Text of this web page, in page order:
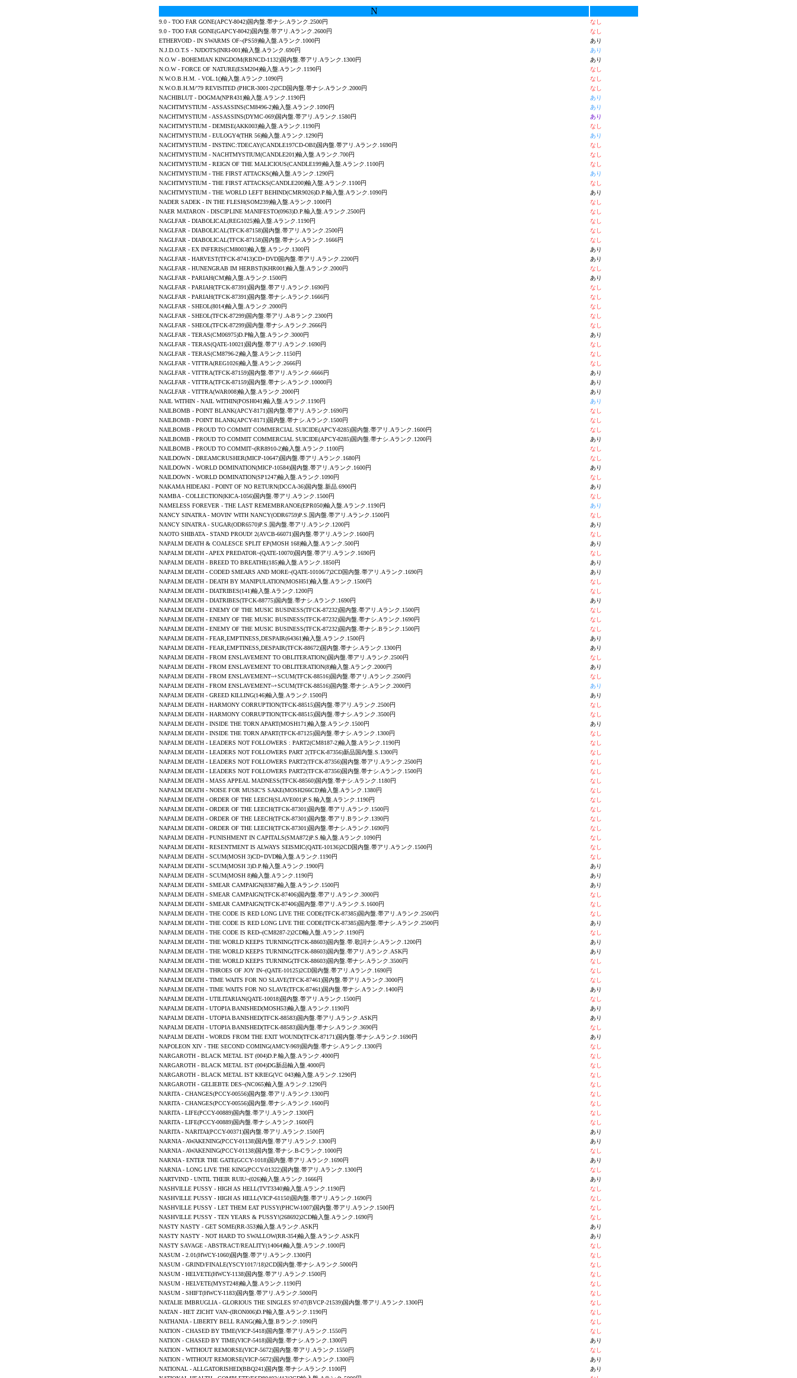
N
9.0 - TOO FAR GONE(APCY-8042)国内盤.帯ナシ.Aランク.2500円
なし
9.0 - TOO FAR GONE(GAPCY-8042)国内盤.帯アリ.Aランク.2600円
なし
ETHERVOID - IN SWARMS OF~(PS59)輸入盤.Aランク.1000円
あり
N.J.D.O.T.S - NJDOTS(INRI-001)輸入盤.Aランク.690円
あり
N.O.W - BOHEMIAN KINGDOM(RBNCD-1132)国内盤.帯アリ.Aランク.1300円
あり
N.O.W - FORCE OF NATURE(ESM204)輸入盤.Aランク.1190円
なし
N.W.O.B.H.M. - VOL.1()輸入盤.Aランク.1090円
なし
N.W.O.B.H.M/'79 REVISITED (PHCR-3001-2)2CD国内盤.帯ナシ.Aランク.2000円
なし
NACHIBLUT - DOGMA(NPR431)輸入盤.Aランク.1190円
あり
NACHTMYSTIUM - ASSASSINS(CM8496-2)輸入盤.Aランク.1090円
あり
NACHTMYSTIUM - ASSASSINS(DYMC-069)国内盤.帯アリ.Aランク.1580円
あり
NACHTMYSTIUM - DEMISE(AKK003)輸入盤.Aランク.1190円
なし
NACHTMYSTIUM - EULOGY4(THR 56)輸入盤.Aランク.1290円
あり
NACHTMYSTIUM - INSTINC:TDECAY(CANDLE197CD-OBI)国内盤.帯アリ.Aランク.1690円
なし
NACHTMYSTIUM - NACHTMYSTIUM(CANDLE201)輸入盤.Aランク.700円
なし
NACHTMYSTIUM - REIGN OF THE MALICIOUS(CANDLE199)輸入盤.Aランク.1100円
なし
NACHTMYSTIUM - THE FIRST ATTACKS()輸入盤.Aランク.1290円
あり
NACHTMYSTIUM - THE FIRST ATTACKS(CANDLE200)輸入盤.Aランク.1100円
なし
NACHTMYSTIUM - THE WORLD LEFT BEHIND(CMR9026)D.P.輸入盤.Aランク.1090円
あり
NADER SADEK - IN THE FLESH(SOM239)輸入盤.Aランク.1000円
なし
NAER MATARON - DISCIPLINE MANIFESTO(0963)D.P.輸入盤.Aランク.2500円
なし
NAGLFAR - DIABOLICAL(REG1025)輸入盤.Aランク.1190円
なし
NAGLFAR - DIABOLICAL(TFCK-87158)国内盤.帯アリ.Aランク.2500円
なし
NAGLFAR - DIABOLICAL(TFCK-87158)国内盤.帯ナシ.Aランク.1666円
なし
NAGLFAR - EX INFERIS(CM8003)輸入盤.Aランク.1300円
あり
NAGLFAR - HARVEST(TFCK-87413)CD+DVD国内盤.帯アリ.Aランク.2200円
あり
NAGLFAR - HUNENGRAB IM HERBST(KHR001)輸入盤.Aランク.2000円
なし
NAGLFAR - PARIAH(CM)輸入盤.Aランク.1500円
あり
NAGLFAR - PARIAH(TFCK-87391)国内盤.帯アリ.Aランク.1690円
なし
NAGLFAR - PARIAH(TFCK-87391)国内盤.帯ナシ.Aランク.1666円
なし
NAGLFAR - SHEOL(8014)輸入盤.Aランク.2000円
なし
NAGLFAR - SHEOL(TFCK-87299)国内盤.帯アリ.A-Bランク.2300円
なし
NAGLFAR - SHEOL(TFCK-87299)国内盤.帯ナシ.Aランク.2666円
なし
NAGLFAR - TERAS(CM06975)D.P輸入盤.Aランク.3000円
あり
NAGLFAR - TERAS(QATE-10021)国内盤.帯アリ.Aランク.1690円
なし
NAGLFAR - TERAS(CM8796-2)輸入盤.Aランク.1150円
なし
NAGLFAR - VITTRA(REG1026)輸入盤.Aランク.2666円
なし
NAGLFAR - VITTRA(TFCK-87159)国内盤.帯アリ.Aランク.6666円
あり
NAGLFAR - VITTRA(TFCK-87159)国内盤.帯ナシ.Aランク.10000円
あり
NAGLFAR - VITTRA(WAR008)輸入盤.Aランク.2000円
あり
NAIL WITHIN - NAIL WITHIN(POSH041)輸入盤.Aランク.1190円
あり
NAILBOMB - POINT BLANK(APCY-8171)国内盤.帯アリ.Aランク.1690円
なし
NAILBOMB - POINT BLANK(APCY-8171)国内盤.帯ナシ.Aランク.1500円
なし
NAILBOMB - PROUD TO COMMIT COMMERCIAL SUICIDE(APCY-8285)国内盤.帯アリ.Aランク.1600円
なし
NAILBOMB - PROUD TO COMMIT COMMERCIAL SUICIDE(APCY-8285)国内盤.帯ナシ.Aランク.1200円
あり
NAILBOMB - PROUD TO COMMIT~(RR8910-2)輸入盤.Aランク.1100円
なし
NAILDOWN - DREAMCRUSHER(MICP-10647)国内盤.帯アリ.Aランク.1680円
なし
NAILDOWN - WORLD DOMINATION(MICP-10584)国内盤.帯アリ.Aランク.1600円
あり
NAILDOWN - WORLD DOMINATION(SP1247)輸入盤.Aランク.1090円
なし
NAKAMA HIDEAKI - POINT OF NO RETURN(DCCA-36)国内盤.新品.6900円
あり
NAMBA - COLLECTION(KICA-1056)国内盤.帯アリ.Aランク.1500円
なし
NAMELESS FOREVER - THE LAST REMEMBRANOE(EPR050)輸入盤.Aランク.1190円
あり
NANCY SINATRA - MOVIN' WITH NANCY(ODR6759)P.S.国内盤.帯アリ.Aランク.1500円
なし
NANCY SINATRA - SUGAR(ODR6570)P.S.国内盤.帯アリ.Aランク.1200円
あり
NAOTO SHIBATA - STAND PROUD! 2(AVCB-66071)国内盤.帯アリ.Aランク.1600円
なし
NAPALM DEATH & COALESCE SPLIT EP(MOSH 168)輸入盤.Aランク.500円
あり
NAPALM DEATH - APEX PREDATOR~(QATE-10070)国内盤.帯アリ.Aランク.1690円
なし
NAPALM DEATH - BREED TO BREATHE(185)輸入盤.Aランク.1850円
あり
NAPALM DEATH - CODED SMEARS AND MORE~(QATE-10106/7)2CD国内盤.帯アリ.Aランク.1690円
あり
NAPALM DEATH - DEATH BY MANIPULATION(MOSH51)輸入盤.Aランク.1500円
なし
NAPALM DEATH - DIATRIBES(141)輸入盤.Aランク.1200円
なし
NAPALM DEATH - DIATRIBES(TFCK-88775)国内盤.帯ナシ.Aランク.1690円
あり
NAPALM DEATH - ENEMY OF THE MUSIC BUSINESS(TFCK-87232)国内盤.帯アリ.Aランク.1500円
なし
NAPALM DEATH - ENEMY OF THE MUSIC BUSINESS(TFCK-87232)国内盤.帯ナシ.Aランク.1690円
なし
NAPALM DEATH - ENEMY OF THE MUSIC BUSINESS(TFCK-87232)国内盤.帯ナシ.Bランク.1500円
なし
NAPALM DEATH - FEAR,EMPTINESS,DESPAIR(64361)輸入盤.Aランク.1500円
あり
NAPALM DEATH - FEAR,EMPTINESS,DESPAIR(TFCK-88672)国内盤.帯ナシ.Aランク.1300円
あり
NAPALM DEATH - FROM ENSLAVEMENT TO OBLITERATION()国内盤.帯アリ.Aランク.2500円
なし
NAPALM DEATH - FROM ENSLAVEMENT TO OBLITERATION(8)輸入盤.Aランク.2000円
あり
NAPALM DEATH - FROM ENSLAVEMENT~+SCUM(TFCK-88516)国内盤.帯アリ.Aランク.2500円
なし
NAPALM DEATH - FROM ENSLAVEMENT~+SCUM(TFCK-88516)国内盤.帯ナシ.Aランク.2000円
あり
NAPALM DEATH - GREED KILLING(146)輸入盤.Aランク.1500円
あり
NAPALM DEATH - HARMONY CORRUPTION(TFCK-88515)国内盤.帯アリ.Aランク.2500円
なし
NAPALM DEATH - HARMONY CORRUPTION(TFCK-88515)国内盤.帯ナシ.Aランク.3500円
なし
NAPALM DEATH - INSIDE THE TORN APART(MOSH171)輸入盤.Aランク.1500円
あり
NAPALM DEATH - INSIDE THE TORN APART(TFCK-87125)国内盤.帯ナシ.Aランク.1300円
なし
NAPALM DEATH - LEADERS NOT FOLLOWERS : PART2(CM8187-2)輸入盤.Aランク.1190円
なし
NAPALM DEATH - LEADERS NOT FOLLOWERS PART 2(TFCK-87356)新品国内盤.S.1300円
なし
NAPALM DEATH - LEADERS NOT FOLLOWERS PART2(TFCK-87356)国内盤.帯アリ.Aランク.2500円
なし
NAPALM DEATH - LEADERS NOT FOLLOWERS PART2(TFCK-87356)国内盤.帯ナシ.Aランク.1500円
なし
NAPALM DEATH - MASS APPEAL MADNESS(TFCK-88560)国内盤.帯ナシ.Aランク.1180円
なし
NAPALM DEATH - NOISE FOR MUSIC'S SAKE(MOSH266CD)輸入盤.Aランク.1380円
なし
NAPALM DEATH - ORDER OF THE LEECH(SLAVE001)P.S.輸入盤.Aランク.1190円
なし
NAPALM DEATH - ORDER OF THE LEECH(TFCK-87301)国内盤.帯アリ.Aランク.1500円
なし
NAPALM DEATH - ORDER OF THE LEECH(TFCK-87301)国内盤.帯アリ.Bランク.1390円
なし
NAPALM DEATH - ORDER OF THE LEECH(TFCK-87301)国内盤.帯ナシ.Aランク.1690円
なし
NAPALM DEATH - PUNISHMENT IN CAPITALS(SMA872)P.S.輸入盤.Aランク.1090円
なし
NAPALM DEATH - RESENTMENT IS ALWAYS SEISMIC(QATE-10136)2CD国内盤.帯アリ.Aランク.1500円
なし
NAPALM DEATH - SCUM(MOSH 3)CD+DVD輸入盤.Aランク.1190円
なし
NAPALM DEATH - SCUM(MOSH 3)D.P.輸入盤.Aランク.1900円
あり
NAPALM DEATH - SCUM(MOSH 8)輸入盤.Aランク.1190円
あり
NAPALM DEATH - SMEAR CAMPAIGN(8387)輸入盤.Aランク.1500円
あり
NAPALM DEATH - SMEAR CAMPAIGN(TFCK-87406)国内盤.帯アリ.Aランク.3000円
なし
NAPALM DEATH - SMEAR CAMPAIGN(TFCK-87406)国内盤.帯アリ.Aランク.S.1600円
なし
NAPALM DEATH - THE CODE IS RED LONG LIVE THE CODE(TFCK-87385)国内盤.帯アリ.Aランク.2500円
なし
NAPALM DEATH - THE CODE IS RED LONG LIVE THE CODE(TFCK-87385)国内盤.帯ナシ.Aランク.2500円
あり
NAPALM DEATH - THE CODE IS RED~(CM8287-2)2CD輸入盤.Aランク.1190円
なし
NAPALM DEATH - THE WORLD KEEPS TURNING(TFCK-88603)国内盤.帯.歌詞ナシ.Aランク.1200円
あり
NAPALM DEATH - THE WORLD KEEPS TURNING(TFCK-88603)国内盤.帯アリ.Aランク.ASK円
あり
NAPALM DEATH - THE WORLD KEEPS TURNING(TFCK-88603)国内盤.帯ナシ.Aランク.3500円
なし
NAPALM DEATH - THROES OF JOY IN~(QATE-10125)2CD国内盤.帯アリ.Aランク.1690円
なし
NAPALM DEATH - TIME WAITS FOR NO SLAVE(TFCK-87461)国内盤.帯アリ.Aランク.3000円
なし
NAPALM DEATH - TIME WAITS FOR NO SLAVE(TFCK-87461)国内盤.帯ナシ.Aランク.1400円
あり
NAPALM DEATH - UTILITARIAN(QATE-10018)国内盤.帯アリ.Aランク.1500円
なし
NAPALM DEATH - UTOPIA BANISHED(MOSH53)輸入盤.Aランク.1190円
あり
NAPALM DEATH - UTOPIA BANISHED(TFCK-88583)国内盤.帯アリ.Aランク.ASK円
あり
NAPALM DEATH - UTOPIA BANISHED(TFCK-88583)国内盤.帯ナシ.Aランク.3690円
なし
NAPALM DEATH - WORDS FROM THE EXIT WOUND(TFCK-87171)国内盤.帯ナシ.Aランク.1690円
あり
NAPOLEON XIV - THE SECOND COMING(AMCY-969)国内盤.帯ナシ.Aランク.1300円
なし
NARGAROTH - BLACK METAL IST (004)D.P.輸入盤.Aランク.4000円
なし
NARGAROTH - BLACK METAL IST (004)DG新品輸入盤.4000円
なし
NARGAROTH - BLACK METAL IST KRIEG(VC 043)輸入盤.Aランク.1290円
なし
NARGAROTH - GELIEBTE DES~(NC065)輸入盤.Aランク.1290円
なし
NARITA - CHANGES(PCCY-00556)国内盤.帯アリ.Aランク.1300円
なし
NARITA - CHANGES(PCCY-00556)国内盤.帯ナシ.Aランク.1600円
なし
NARITA - LIFE(PCCY-00889)国内盤.帯アリ.Aランク.1300円
なし
NARITA - LIFE(PCCY-00889)国内盤.帯ナシ.Aランク.1600円
なし
NARITA - NARITAI(PCCY-00371)国内盤.帯アリ.Aランク.1500円
あり
NARNIA - AWAKENING(PCCY-01138)国内盤.帯アリ.Aランク.1300円
あり
NARNIA - AWAKENING(PCCY-01138)国内盤.帯ナシ.B-Cランク.1000円
なし
NARNIA - ENTER THE GATE(GCCY-1018)国内盤.帯アリ.Aランク.1690円
あり
NARNIA - LONG LIVE THE KING(PCCY-01322)国内盤.帯アリ.Aランク.1300円
なし
NARTVIND - UNTIL THEIR RUIU~(026)輸入盤.Aランク.1666円
あり
NASHVILLE PUSSY - HIGH AS HELL(TVT3340)輸入盤.Aランク.1190円
なし
NASHVILLE PUSSY - HIGH AS HELL(VICP-61150)国内盤.帯アリ.Aランク.1690円
なし
NASHVILLE PUSSY - LET THEM EAT PUSSY(PHCW-1007)国内盤.帯アリ.Aランク.1500円
なし
NASHVILLE PUSSY - TEN YEARS & PUSSY!(268692)2CD輸入盤.Aランク.1690円
なし
NASTY NASTY - GET SOME(RR-353)輸入盤.Aランク.ASK円
あり
NASTY NASTY - NOT HARD TO SWALLOW(RR-354)輸入盤.Aランク.ASK円
あり
NASTY SAVAGE - ABSTRACT/REALITY(14064)輸入盤.Aランク.1000円
なし
NASUM - 2.01(HWCY-1060)国内盤.帯アリ.Aランク.1300円
なし
NASUM - GRIND/FINALE(YSCY1017/18)2CD国内盤.帯ナシ.Aランク.5000円
なし
NASUM - HELVETE(HWCY-1138)国内盤.帯アリ.Aランク.1500円
なし
NASUM - HELVETE(MYST248)輸入盤.Aランク.1190円
なし
NASUM - SHIFT(HWCY-1183)国内盤.帯アリ.Aランク.5000円
なし
NATALIE IMBRUGLIA - GLORIOUS THE SINGLES 97-07(BVCP-21539)国内盤.帯アリ.Aランク.1300円
なし
NATAN - HET ZICHT VAN~(IRON006)D.P輸入盤.Aランク.1190円
なし
NATHANIA - LIBERTY BELL RANG()輸入盤.Bランク.1090円
なし
NATION - CHASED BY TIME(VICP-5418)国内盤.帯アリ.Aランク.1550円
なし
NATION - CHASED BY TIME(VICP-5418)国内盤.帯ナシ.Aランク.1300円
あり
NATION - WITHOUT REMORSE(VICP-5672)国内盤.帯アリ.Aランク.1550円
なし
NATION - WITHOUT REMORSE(VICP-5672)国内盤.帯ナシ.Aランク.1300円
あり
NATIONAL - ALLGATORISHED(BBQ241)国内盤.帯ナシ.Aランク.1100円
あり